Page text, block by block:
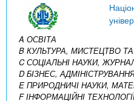
A ОСВІТА
B КУЛЬТУРА, МИСТЕЦТВО
C СОЦІАЛЬНІ НАУКИ,
D БІЗНЕС,
E ПРИРОДНИЧІ НАУКИ,
F ІНФОРМАЦІЙНІ